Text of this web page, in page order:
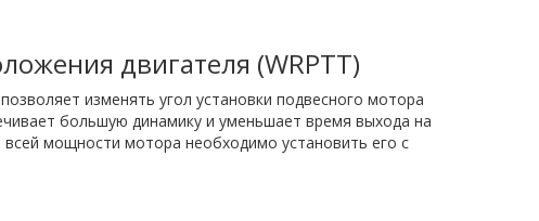
двигателя (WRPTT)
изменять угол установки подвесного мотора
большую динамику и уменьшает время выхода на
мощности мотора необходимо установить его с